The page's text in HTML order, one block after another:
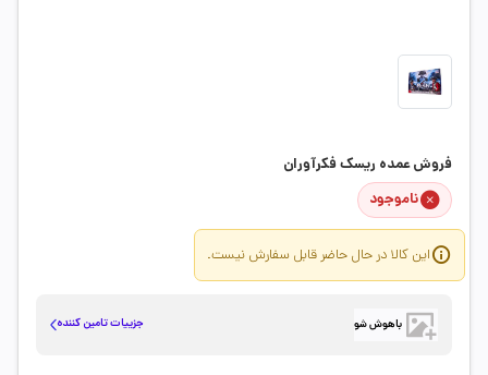
فروش عمده ریسک فکرآوران
ناموجود
این کالا در حال حاضر قابل سفارش نیست.
باهوش شو جزییات تامین کننده